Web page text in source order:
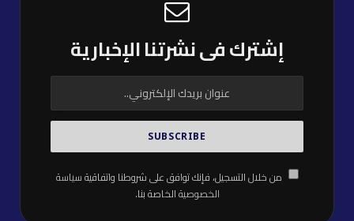
إشترك فى نشرتنا الإخبارية
من خلال التسجيل، فإنك توافق على شروطنا واتفاقيةسياسة
الخصوصيةالخاصة بنا.